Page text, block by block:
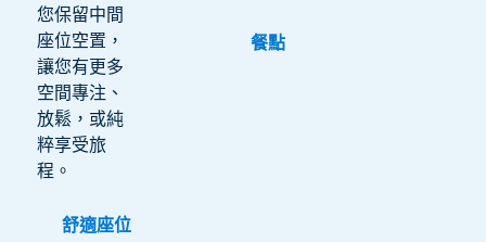
您保留中間
座位空置，
讓您有更多
空間專注、
放鬆，或純
粹享受旅
程。
舒適座位
餐點